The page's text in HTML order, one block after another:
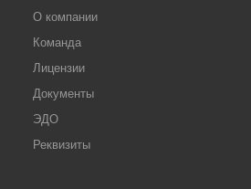
О компании
Команда
Лицензии
Документы
ЭДО
Реквизиты